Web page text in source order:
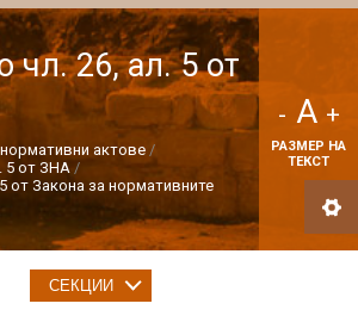
чл. 26, ал. 5 от
актове
5 от ЗНА
от Закона за нормативните
- A +
РАЗМЕР НА
ТЕКСТ
СЕКЦИИ